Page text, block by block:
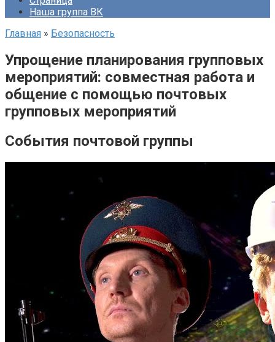
Наша группа ВК
Главная » Безопасность
Упрощение планирования групповых
мероприятий: совместная работа и
общение с помощью почтовых
групповых мероприятий
События почтовой группы